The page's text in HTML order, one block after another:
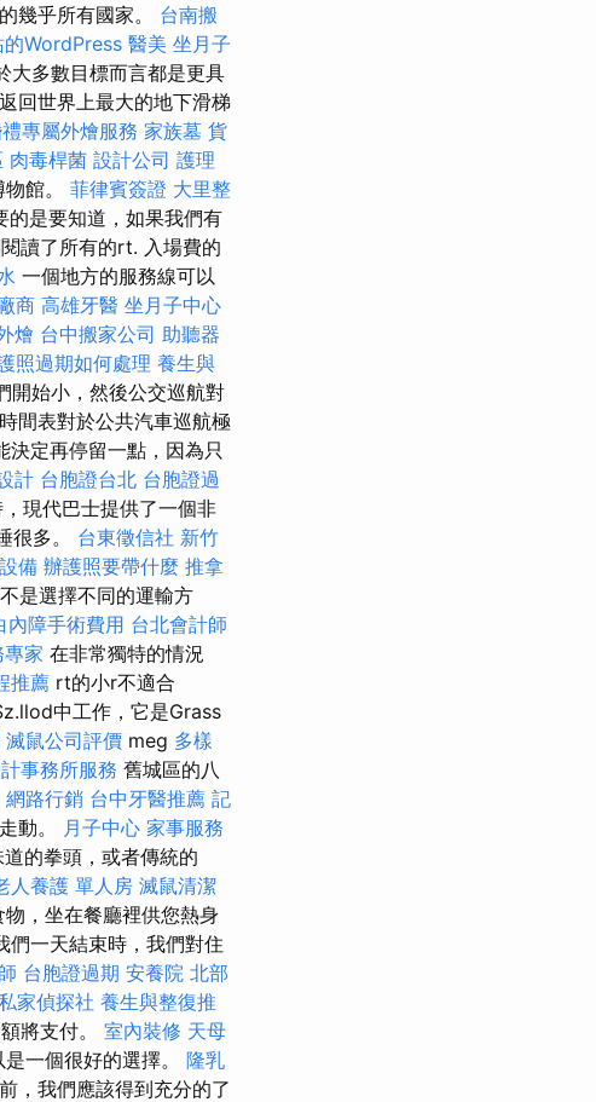
幾乎所有國家。 台南搬
WordPress 醫美 坐月子
大多數目標而言都是更具
回世界上最大的地下滑梯
專屬外燴服務 家族墓 貨
肉毒桿菌 設計公司 護理
館。 菲律賓簽證 大里整
是要知道，如果我們有
讀了所有的rt. 入場費的
一個地方的服務線可以
商 高雄牙醫 坐月子中心
燴 台中搬家公司 助聽器
照過期如何處理 養生與
開始小，然後公交巡航對
間表對於公共汽車巡航極
決定再停留一點，因為只
計 台胞證台北 台胞證過
，現代巴士提供了一個非
很多。 台東徵信社 新竹
備 辦護照要帶什麼 推拿
是選擇不同的運輸方
內障手術費用 台北會計師
家 在非常獨特的情況
推薦 rt的小r不適合
中工作，它是Grass
滅鼠公司評價 meg 多樣
事務所服務 舊城區的八
網路行銷 台中牙醫推薦 記
動。 月子中心 家事服務
的拳頭，或者傳統的
人養護 單人房 滅鼠清潔
，坐在餐廳裡供您熱身
們一天結束時，我們對住
台胞證過期 安養院 北部
家偵探社 養生與整復推
將支付。 室內裝修 天母
一個很好的選擇。 隆乳
，我們應該得到充分的了